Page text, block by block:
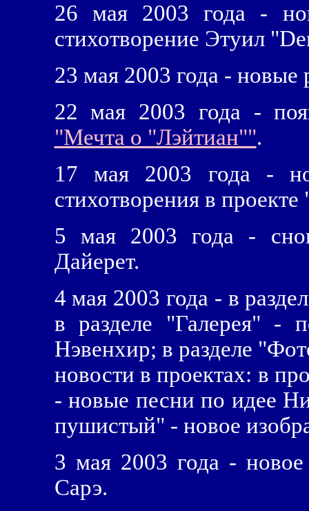
26 мая 2003 года -
стихотворение Этуил
23 мая 2003 года - новые
22 мая 2003 года -
"Мечта о "Лэйтиан"".
17 мая 2003 года -
стихотворения в
5 мая 2003 года -
Дайерет.
4 мая 2003 года - в
в разделе "Галерея" -
Нэвенхир; в разделе
новости в проектах: в
- новые песни по идее
пушистый" - новое
3 мая 2003 года -
Сарэ.